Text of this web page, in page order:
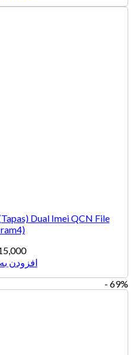
Dual Imei QCN File
ram4)
15,000
افزودن
69% -